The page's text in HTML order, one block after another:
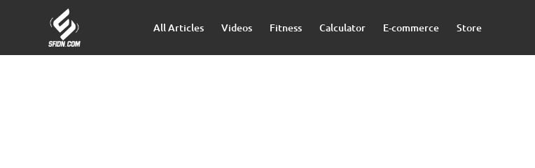
All Articles Videos Fitness Calculator E-commerce Store